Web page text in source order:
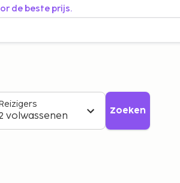
de beste prijs.
volwassenen Zoeken